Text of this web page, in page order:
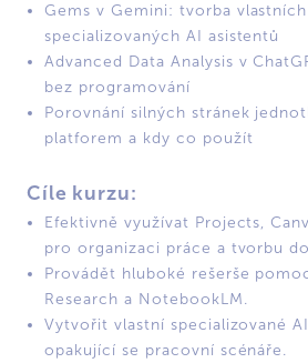
Gems v Gemini: tvorba vlastních
specializovaných AI asistentů
Advanced Data Analysis v
bez programování
Porovnání silných stránek
platforem a kdy co použít
Cíle kurzu:
Efektivně využívat Projects,
pro organizaci práce a tvorbu
Provádět hluboké rešerše
Research a NotebookLM.
Vytvořit vlastní specializované
opakující se pracovní scénáře.